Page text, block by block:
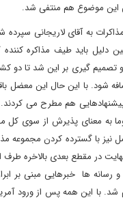
این موضوع هم منتفی شد.
به آقای لاریجانی
دلیل باید طیف مذاکره
تصمیم گیری بر این شد تا دو
شود. با این حال این معضل
هم مطرح می کردند.
به معنای پذیرش از سوی کل
نیز با گسترده کردن مجموعه
در مقطع بعدی بالاخره طرف
و رسانه ها خبرهایی مبنی بر